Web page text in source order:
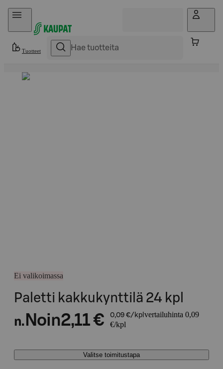
Hyppää sisältöön
Tuotteet
Ei valikoimassa
Paletti kakkukynttilä 24 kpl
n. Noin2,11 € 0,09 €/kpl vertailuhinta 0,09
€/kpl
Valitse toimitustapa